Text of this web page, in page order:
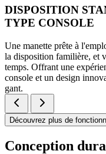
DISPOSITION
TYPE CONSOLE
Une manette prête à
la disposition familière, et
temps. Offrant une
console et un design
gant.
Découvrez plus de
Conception